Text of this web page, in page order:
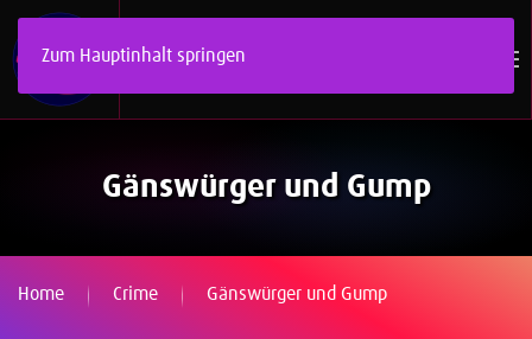
Zum Hauptinhalt springen
Gänswürger und Gump
Home Crime Gänswürger und Gump